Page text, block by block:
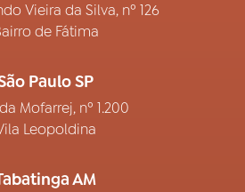
Vieira da Silva, nº 126
de Fátima
Paulo SP
Mofarrej, nº 1.200
Leopoldina
AM